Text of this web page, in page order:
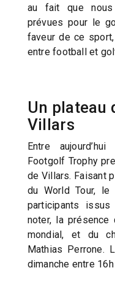
au fait que nous
prévues pour le
faveur de ce
entre football et
Un plateau
Villars
Entre
Footgolf Trophy
de Villars. Faisant
du World Tour,
participants
noter, la présence
mondial, et du
Mathias Perrone.
dimanche entre